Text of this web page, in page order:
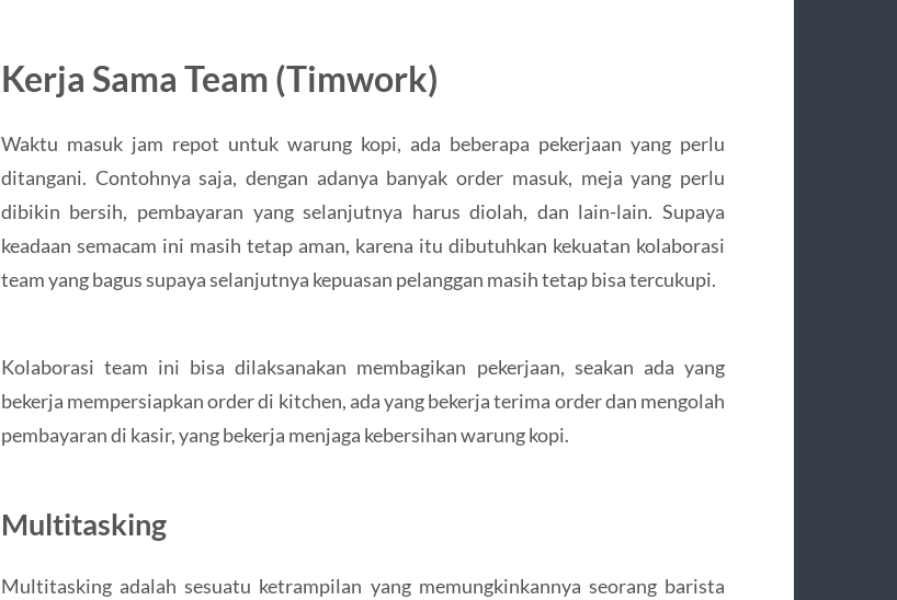
Kerja Sama Team (Timwork)
Waktu masuk jam repot untuk warung kopi, ada beberapa pekerjaan yang perlu
ditangani. Contohnya saja, dengan adanya banyak order masuk, meja yang perlu
dibikin bersih, pembayaran yang selanjutnya harus diolah, dan lain-lain. Supaya
keadaan semacam ini masih tetap aman, karena itu dibutuhkan kekuatan kolaborasi
team yang bagus supaya selanjutnya kepuasan pelanggan masih tetap bisa tercukupi.
Kolaborasi team ini bisa dilaksanakan membagikan pekerjaan, seakan ada yang
bekerja mempersiapkan order di kitchen, ada yang bekerja terima order dan mengolah
pembayaran di kasir, yang bekerja menjaga kebersihan warung kopi.
Multitasking
Multitasking adalah sesuatu ketrampilan yang memungkinkannya seorang barista